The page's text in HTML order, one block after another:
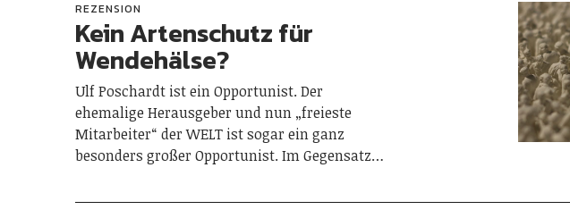
REZENSION
Kein Artenschutz für
Wendehälse?
Ulf Poschardt ist ein Opportunist. Der
ehemalige Herausgeber und nun „freieste
Mitarbeiter“ der WELT ist sogar ein ganz
besonders großer Opportunist. Im Gegensatz…